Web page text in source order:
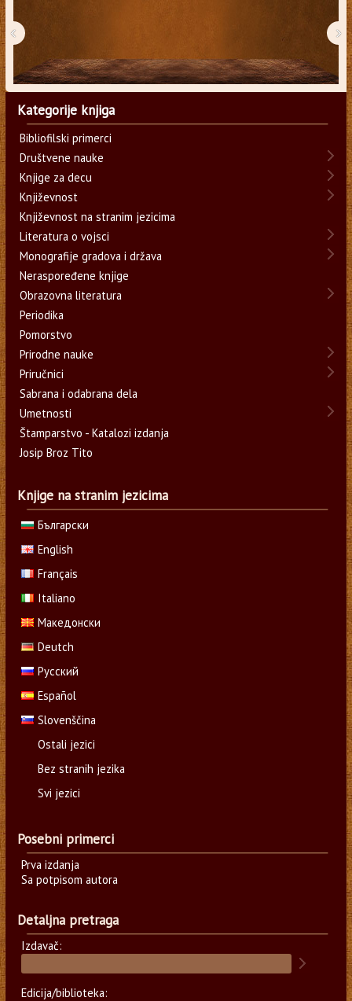
‹ ›
Kategorije knjiga
Bibliofilski primerci
Društvene nauke
Knjige za decu
Književnost
Književnost na stranim jezicima
Literatura o vojsci
Monografije gradova i država
Neraspoređene knjige
Obrazovna literatura
Periodika
Pomorstvo
Prirodne nauke
Priručnici
Sabrana i odabrana dela
Umetnosti
Štamparstvo - Katalozi izdanja
Josip Broz Tito
Knjige na stranim jezicima
Български
English
Français
Italiano
Македонски
Deutch
Русский
Español
Slovenščina
Ostali jezici
Bez stranih jezika
Svi jezici
Posebni primerci
Prva izdanja
Sa potpisom autora
Detaljna pretraga
Izdavač:
Edicija/biblioteka: